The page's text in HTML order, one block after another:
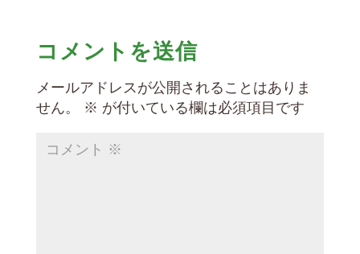
コメントを送信
メールアドレスが公開されることはありま
せん。
※ が付いている欄は必須項目です